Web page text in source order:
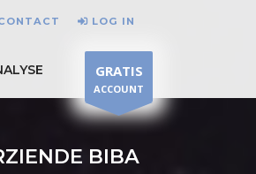
LOG IN
GRATIS
ACCOUNT
BIBA